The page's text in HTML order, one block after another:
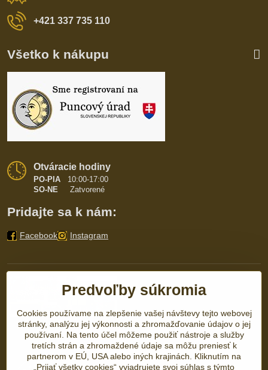
+421 337 735 110
Všetko k nákupu
Otváracie hodiny
PO-PIA
10:00-17:00
SO-NE Zatvorené
Pridajte sa k nám:
Facebook Instagram
Predvoľby súkromia
Cookies používame na zlepšenie vašej návštevy tejto webovej
stránky, analýzu jej výkonnosti a zhromažďovanie údajov o jej
používaní. Na tento účel môžeme použiť nástroje a služby
tretích strán a zhromaždené údaje sa môžu preniesť k
partnerom v EÚ, USA alebo iných krajinách. Kliknutím na
„Prijať všetky cookies“ vyjadrujete svoj súhlas s týmto